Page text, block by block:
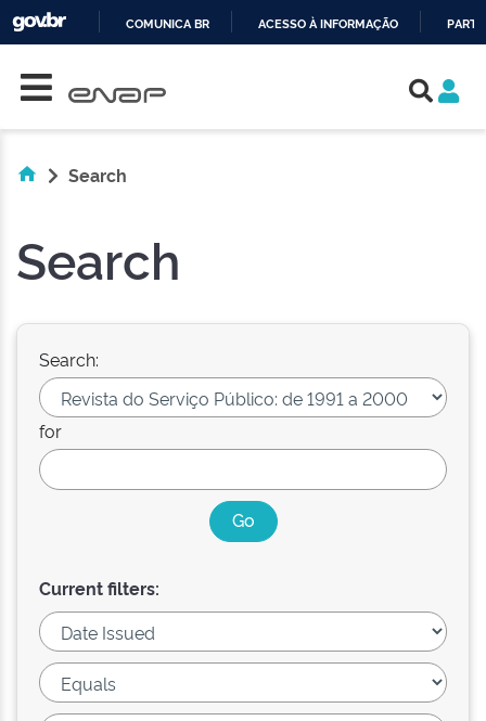
COMUNICA BR ACESSO À INFORMAÇÃO
Search
Search
Search:
for
Current filters: